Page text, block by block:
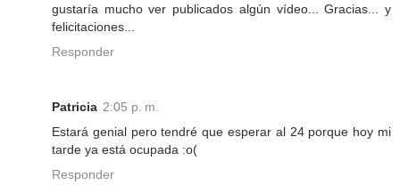
gustaría mucho ver publicados algún vídeo... Gracias... y
felicitaciones...
Responder
Patricia 2:05 p. m.
Estará genial pero tendré que esperar al 24 porque hoy mi
tarde ya está ocupada :o(
Responder